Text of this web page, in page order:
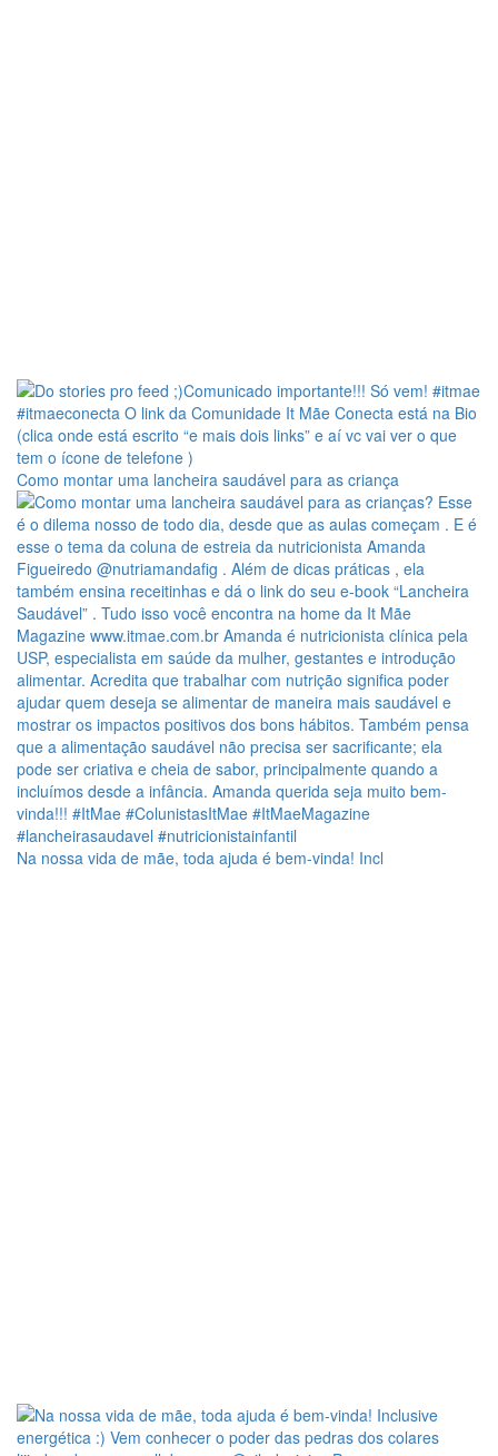
Como montar uma lancheira saudável para as criança
Na nossa vida de mãe, toda ajuda é bem-vinda! Incl